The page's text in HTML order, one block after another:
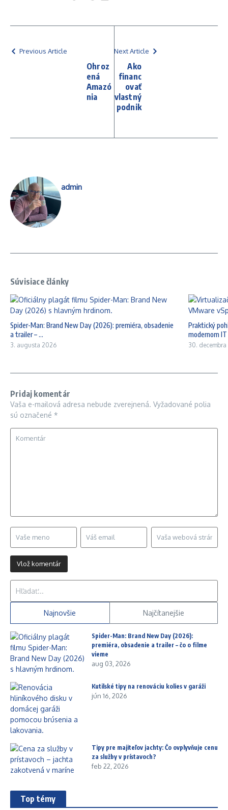
Previous Article
Ohroz
ená
Amazó
nia
Next Article
Ako
financ
ovať
vlastný
podnik
admin
Súvisiace články
Spider-Man: Brand New Day (2026): premiéra, obsadenie
a trailer – ...
3. augusta 2026
Praktický
modernom
30.
Pridaj komentár
Vaša e-mailová adresa nebude zverejnená. Vyžadované polia
sú označené *
Najnovšie Najčítanejšie
Spider-Man: Brand New Day (2026):
premiéra, obsadenie a trailer – čo o filme
vieme
aug 03, 2026
Kutilské tipy na renováciu kolies v garáži
jún 16, 2026
Tipy pre majiteľov jachty: Čo ovplyvňuje cenu
za služby v prístavoch?
feb 22, 2026
Top témy